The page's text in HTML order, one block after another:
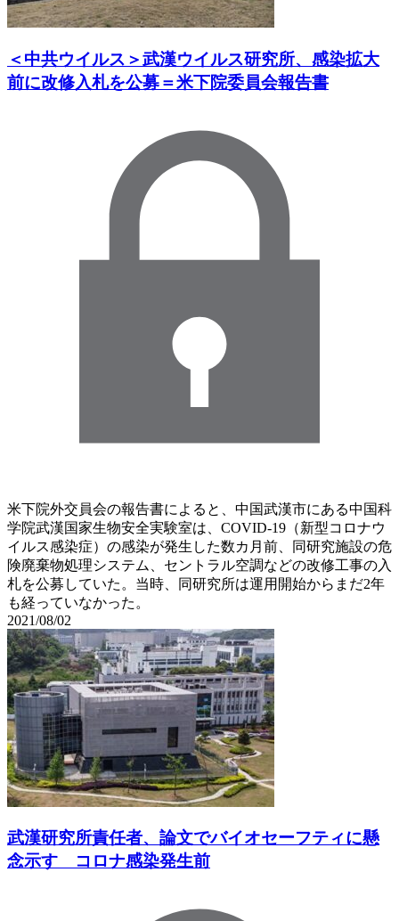
＜中共ウイルス＞武漢ウイルス研究所、感染拡大
前に改修入札を公募＝米下院委員会報告書
米下院外交員会の報告書によると、中国武漢市にある中国科
学院武漢国家生物安全実験室は、COVID-19（新型コロナウ
イルス感染症）の感染が発生した数カ月前、同研究施設の危
険廃棄物処理システム、セントラル空調などの改修工事の入
札を公募していた。当時、同研究所は運用開始からまだ2年
も経っていなかった。
2021/08/02
武漢研究所責任者、論文でバイオセーフティに懸
念示す コロナ感染発生前